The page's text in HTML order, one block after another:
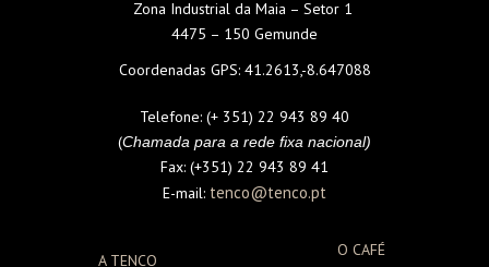
Zona Industrial da Maia – Setor 1
4475 – 150 Gemunde
Coordenadas GPS:41.2613,-8.647088
Telefone: (+ 351) 22 943 89 40
(Chamada para a rede fixa nacional)
Fax: (+351) 22 943 89 41
E-mail: tenco@tenco.pt
A TENCO
O CAFÉ